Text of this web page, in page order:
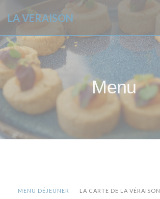
LA VERAISON
Menu
MENU DÉJEUNER LA CARTE DE LA VÉRAISON